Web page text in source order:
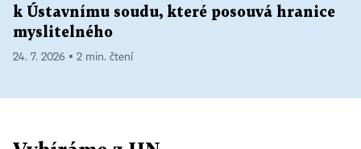
k Ústavnímu soudu, které posouvá hranice
myslitelného
24. 7. 2026 ▪ 2 min. čtení